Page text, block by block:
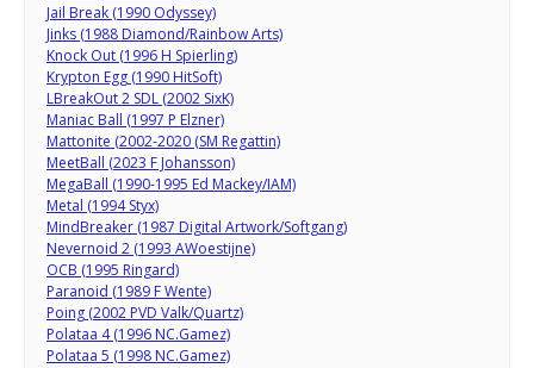
Jail Break (1990 Odyssey)
Jinks (1988 Diamond/Rainbow Arts)
Knock Out (1996 H Spierling)
Krypton Egg (1990 HitSoft)
LBreakOut 2 SDL (2002 SixK)
Maniac Ball (1997 P Elzner)
Mattonite (2002-2020 (SM Regattin)
MeetBall (2023 F Johansson)
MegaBall (1990-1995 Ed Mackey/IAM)
Metal (1994 Styx)
MindBreaker (1987 Digital Artwork/Softgang)
Nevernoid 2 (1993 AWoestijne)
OCB (1995 Ringard)
Paranoid (1989 F Wente)
Poing (2002 PVD Valk/Quartz)
Polataa 4 (1996 NC.Gamez)
Polataa 5 (1998 NC.Gamez)